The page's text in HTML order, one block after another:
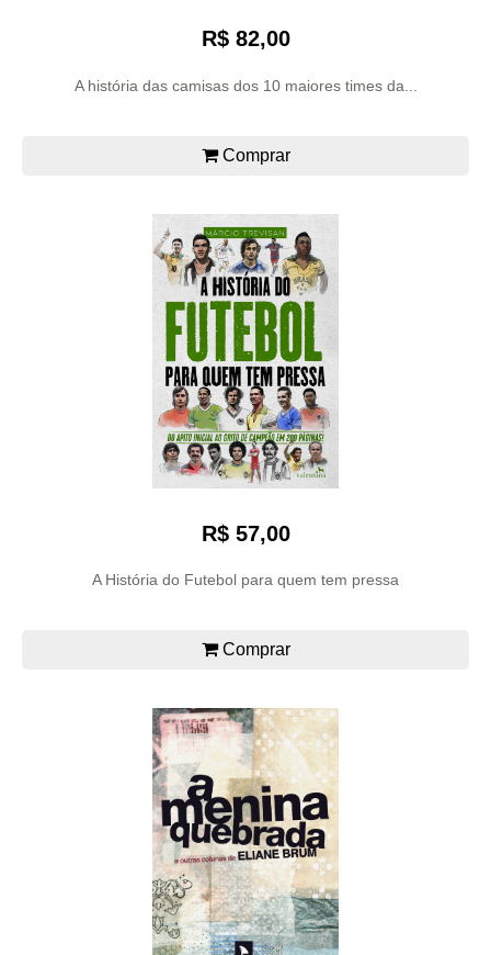
R$ 82,00
A história das camisas dos 10 maiores times da...
Comprar
R$ 57,00
A História do Futebol para quem tem pressa
Comprar